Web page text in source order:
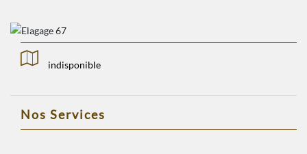
indisponible
Nos Services